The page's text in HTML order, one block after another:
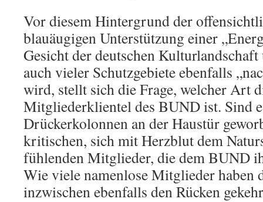
Vor diesem Hintergrund der
blauäugigen Unterstützung einer
Gesicht der deutschen
auch vieler Schutzgebiete ebenfalls
wird, stellt sich die Frage, welcher Art
Mitgliederklientel des BUND ist. Sind
Drückerkolonnen an der Haustür
kritischen, sich mit Herzblut dem
fühlenden Mitglieder, die dem BUND
Wie viele namenlose Mitglieder haben
inzwischen ebenfalls den Rücken